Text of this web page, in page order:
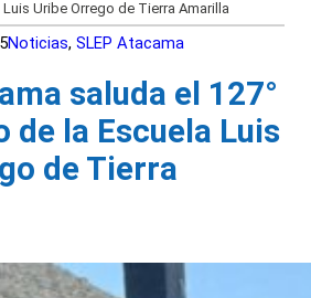
Uribe Orrego de Tierra Amarilla
Noticias, SLEP Atacama
saluda el 127°
de la Escuela Luis
de Tierra